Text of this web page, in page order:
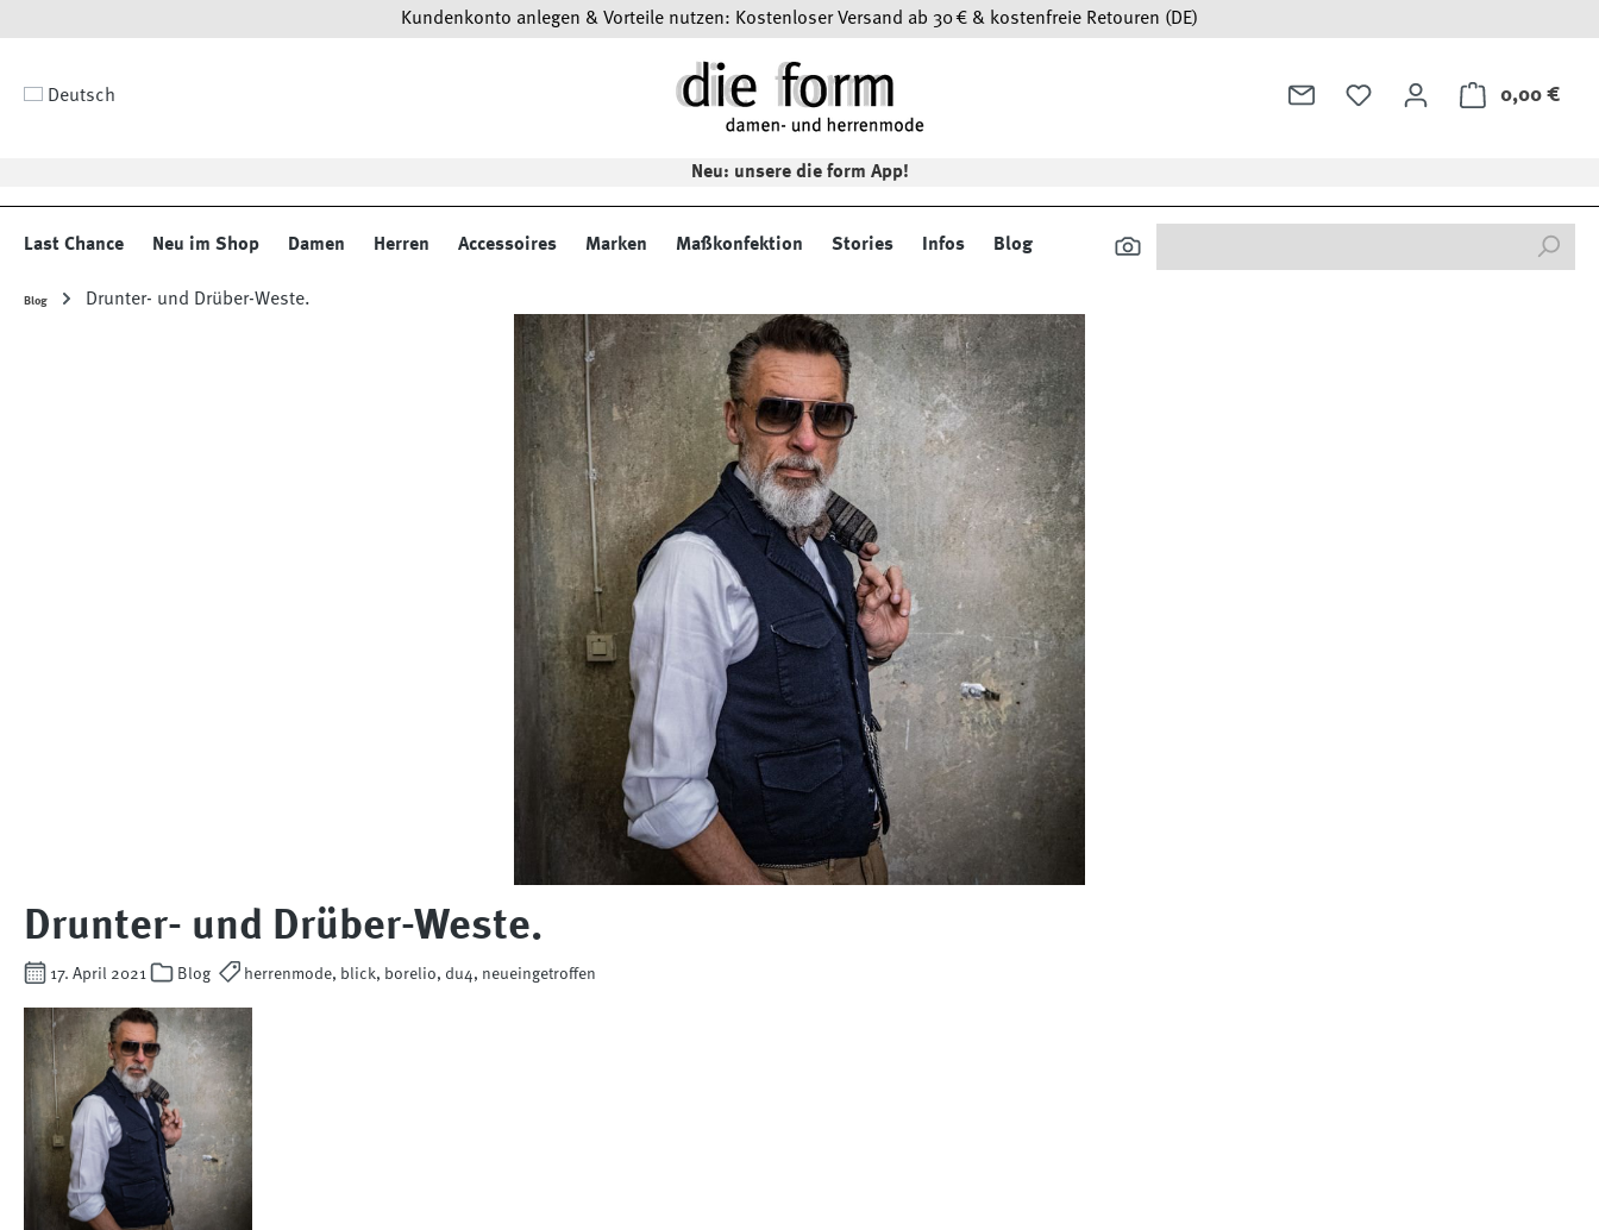
Kundenkonto anlegen & Vorteile nutzen: Kostenloser Versand ab 30 € & kostenfreie Retouren (DE)
Deutsch 0,00 €
Neu: unsere die form App!
Last Chance Neu im Shop Damen Herren Accessoires Marken Maßkonfektion Stories Infos Blog
Blog Drunter- und Drüber-Weste.
Drunter- und Drüber-Weste.
17. April 2021 Blog herrenmode, blick, borelio, du4, neueingetroffen